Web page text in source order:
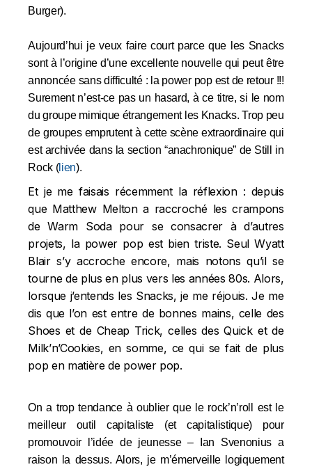
Burger).
Aujourd’hui je veux faire court parce que les Snacks
sont à l’origine d’une excellente nouvelle qui peut être
annoncée sans difficulté : la power pop est de retour !!!
Surement n’est-ce pas un hasard, à ce titre, si le nom
du groupe mimique étrangement les Knacks. Trop peu
de groupes emprutent à cette scène extraordinaire qui
est archivée dans la section “anachronique” de Still in
Rock (lien).
Et je me faisais récemment la réflexion : depuis
que Matthew Melton a raccroché les crampons
de Warm Soda pour se consacrer à d’autres
projets, la power pop est bien triste. Seul Wyatt
Blair s’y accroche encore, mais notons qu’il se
tourne de plus en plus vers les années 80s. Alors,
lorsque j’entends les Snacks, je me réjouis. Je me
dis que l’on est entre de bonnes mains, celle des
Shoes et de Cheap Trick, celles des Quick et de
Milk’n’Cookies, en somme, ce qui se fait de plus
pop en matière de power pop.
On a trop tendance à oublier que le rock’n’roll est le
meilleur outil capitaliste (et capitalistique) pour
promouvoir l’idée de jeunesse – Ian Svenonius a
raison la dessus. Alors, je m’émerveille logiquement